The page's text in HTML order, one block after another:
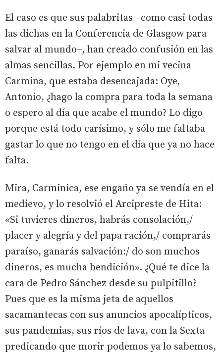
El caso es que sus palabritas –como casi todas
las dichas en la Conferencia de Glasgow para
salvar al mundo–, han creado confusión en las
almas sencillas. Por ejemplo en mi vecina
Carmina, que estaba desencajada: Oye,
Antonio, ¿hago la compra para toda la semana
o espero al día que acabe el mundo? Lo digo
porque está todo carísimo, y sólo me faltaba
gastar lo que no tengo en el día que ya no hace
falta.
Mira, Carminica, ese engaño ya se vendía en el
medievo, y lo resolvió el Arcipreste de Hita:
«Si tuvieres dineros, habrás consolación,/
placer y alegría y del papa ración,/ comprarás
paraíso, ganarás salvación:/ do son muchos
dineros, es mucha bendición». ¿Qué te dice la
cara de Pedro Sánchez desde su pulpitillo?
Pues que es la misma jeta de aquellos
sacamantecas con sus anuncios apocalípticos,
sus pandemias, sus ríos de lava, con la Sexta
predicando que morir podemos ya lo sabemos,